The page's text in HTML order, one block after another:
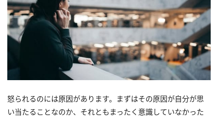
怒られるのには原因があります。まずはその原因が自分が思
い当たることなのか、それともまったく意識していなかった